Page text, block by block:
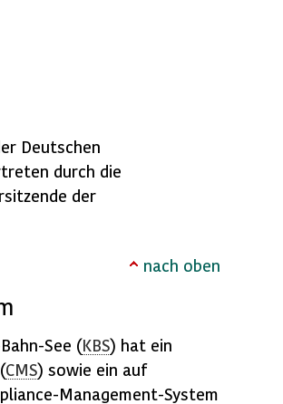
Deutschen
durch die
der
nach oben
See (KBS) hat ein
CMS) sowie ein auf
Management-System